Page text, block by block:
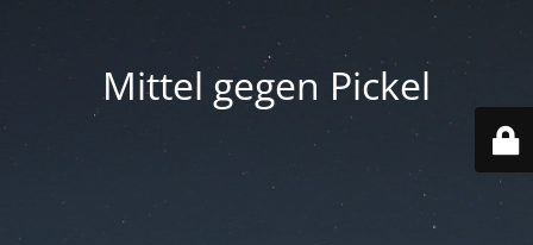
Mittel gegen Pickel